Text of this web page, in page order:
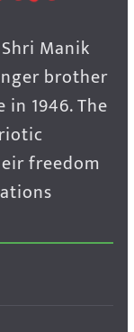
Manik
brother
in 1946. The
freedom